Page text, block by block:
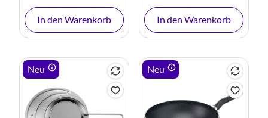
In den Warenkorb In den Warenkorb
Neu Neu